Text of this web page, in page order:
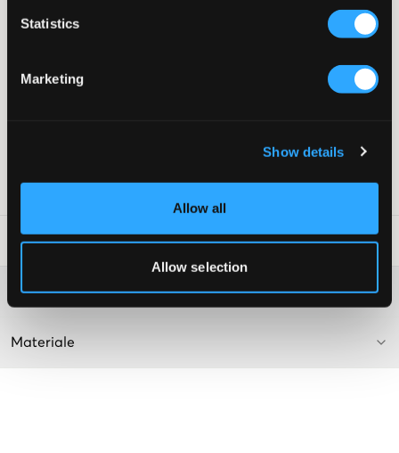
Statistics
Marketing
Show details
Allow all
Allow selection
Shortsen er en mer tettsittende modell. Disse shortsene kommer
garantert til å bli brukt mye i vår og sommer.
Justerbar midje
medium used
SKU
Vaskeråd:
Washing advice
Materiale